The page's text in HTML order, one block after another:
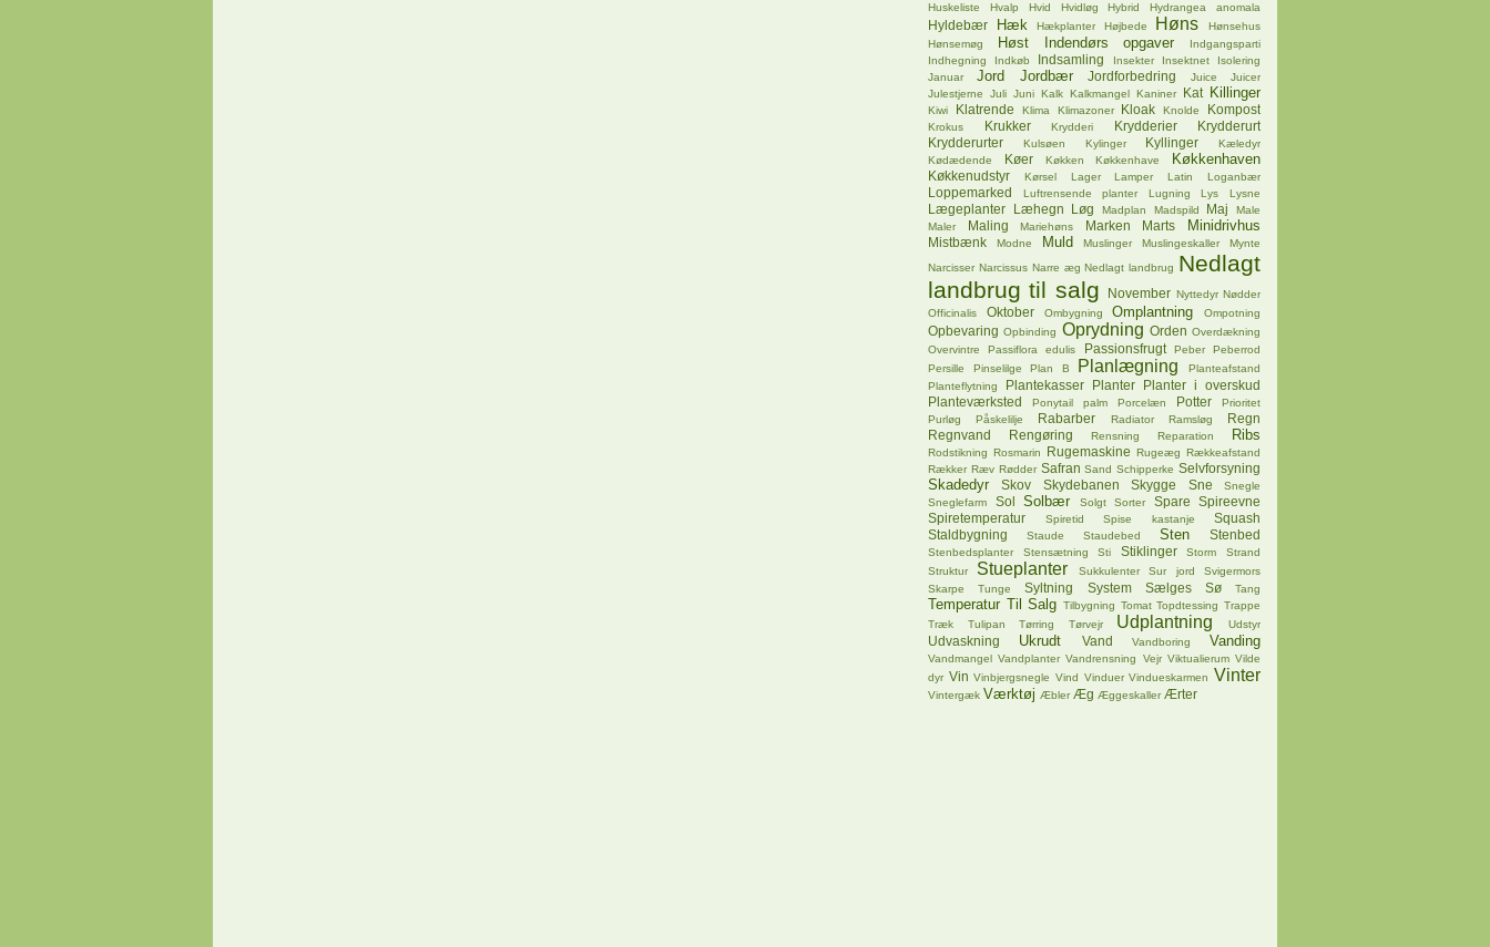
Huskeliste
Hvalp Hvid Hvidløg Hybrid Hydrangea anomala
Hyldebær Hæk Hækplanter Højbede Høns
Hønsehus
Hønsemøg
Høst Indendørs opgaver
Indgangsparti
Indhegning
Indkøb Indsamling Insekter Insektnet
Isolering
Januar
Jord Jordbær Jordforbedring Juice
Juicer
Julestjerne
Juli Juni Kalk Kalkmangel Kaniner Kat Killinger
Kiwi Klatrende Klima Klimazoner Kloak Knolde Kompost
Krokus Krukker Krydderi Krydderier
Krydderurt
Krydderurter
Kulsøen Kylinger Kyllinger
Kæledyr
Kødædende
Køer Køkken Køkkenhave Køkkenhaven
Køkkenudstyr Kørsel Lager Lamper Latin Loganbær
Loppemarked Luftrensende planter Lugning Lys Lysne
Lægeplanter Læhegn Løg Madplan Madspild Maj
Male
Maler
Maling Mariehøns Marken Marts Minidrivhus
Mistbænk Modne Muld Muslinger Muslingeskaller
Mynte
Narcisser Narcissus Narre æg Nedlagt landbrug Nedlagt
landbrug til salg
November Nyttedyr Nødder
Officinalis
Oktober Ombygning Omplantning Ompotning
Opbevaring Opbinding Oprydning Orden Overdækning
Overvintre
Passiflora edulis Passionsfrugt Peber
Peberrod
Persille
Pinselilge Plan B Planlægning
Planteafstand
Planteflytning
Plantekasser Planter
Planter i overskud
Planteværksted
Ponytail palm Porcelæn Potter
Prioritet
Purløg
Påskelilje Rabarber Radiator Ramsløg
Regn
Regnvand
Rengøring Rensning Reparation Ribs
Rodstikning Rosmarin Rugemaskine Rugeæg Rækkeafstand
Rækker Ræv Rødder Safran Sand Schipperke Selvforsyning
Skadedyr Skov Skydebanen Skygge Sne
Snegle
Sneglefarm
Sol Solbær Solgt Sorter Spare
Spireevne
Spiretemperatur
Spiretid Spise kastanje
Squash
Staldbygning
Staude Staudebed Sten Stenbed
Stenbedsplanter Stensætning Sti Stiklinger Storm
Strand
Struktur
Stueplanter Sukkulenter Sur jord
Svigermors
Skarpe Tunge
Syltning System Sælges Sø Tang
Temperatur Til Salg Tilbygning Tomat Topdtessing Trappe
Træk
Tulipan Tørring Tørvejr Udplantning Udstyr
Udvaskning Ukrudt Vand Vandboring Vanding
Vandmangel Vandplanter Vandrensning Vejr Viktualierum Vilde
dyr Vin Vinbjergsnegle Vind Vinduer Vindueskarmen Vinter
Vintergæk Værktøj Æbler Æg Æggeskaller Ærter